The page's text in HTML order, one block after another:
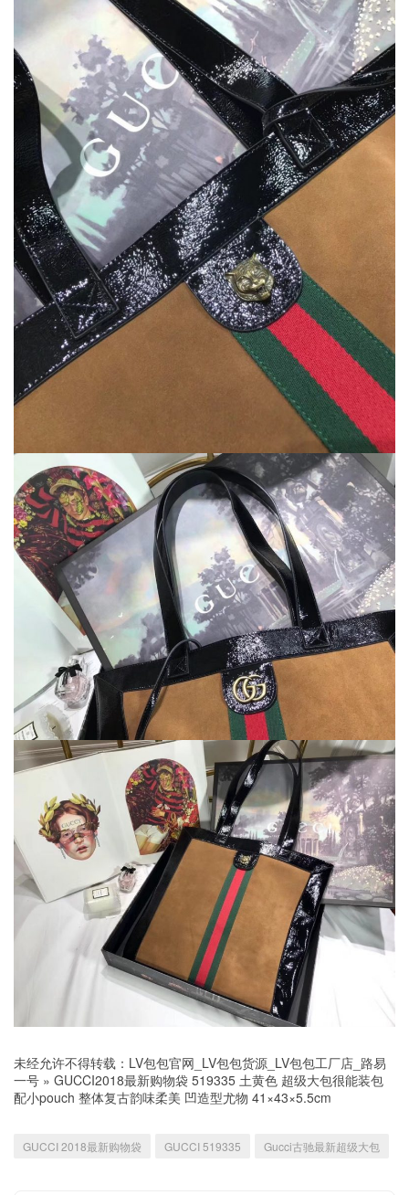
未经允许不得转载： LV包包官网_LV包包货源_LV包包工厂店_路易
一号 » GUCCI2018最新购物袋 519335 土黄色 超级大包很能装包
配小pouch 整体复古韵味柔美 凹造型尤物 41×43×5.5cm
GUCCI 2018最新购物袋 GUCCI 519335 Gucci古驰最新超级大包